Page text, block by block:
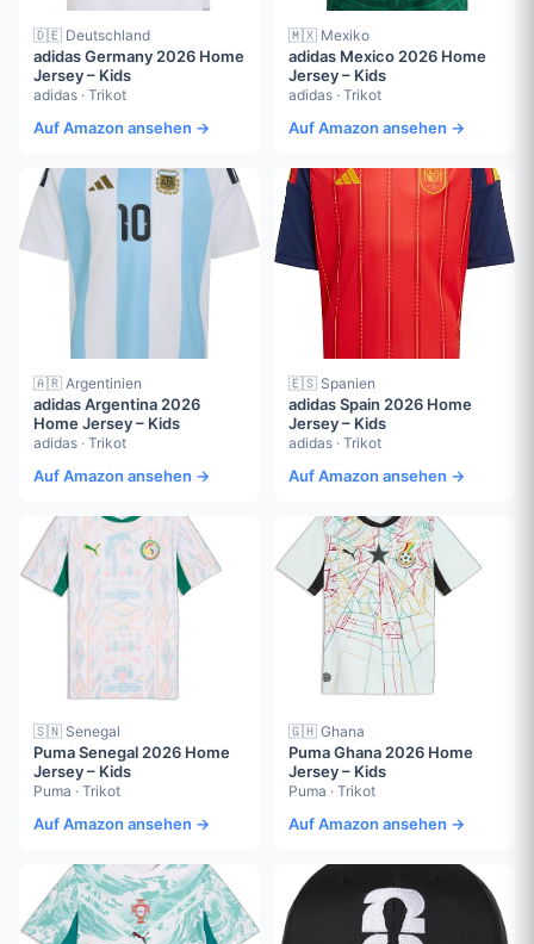
🇩🇪 Deutschland
adidas Germany 2026 Home
Jersey – Kids
adidas · Trikot
Auf Amazon ansehen →
🇲🇽 Mexiko
adidas Mexico 2026 Home
Jersey – Kids
adidas · Trikot
Auf Amazon ansehen →
🇦🇷 Argentinien
adidas Argentina 2026
Home Jersey – Kids
adidas · Trikot
Auf Amazon ansehen →
🇪🇸 Spanien
adidas Spain 2026 Home
Jersey – Kids
adidas · Trikot
Auf Amazon ansehen →
🇸🇳 Senegal
Puma Senegal 2026 Home
Jersey – Kids
Puma · Trikot
Auf Amazon ansehen →
🇬🇭 Ghana
Puma Ghana 2026 Home
Jersey – Kids
Puma · Trikot
Auf Amazon ansehen →